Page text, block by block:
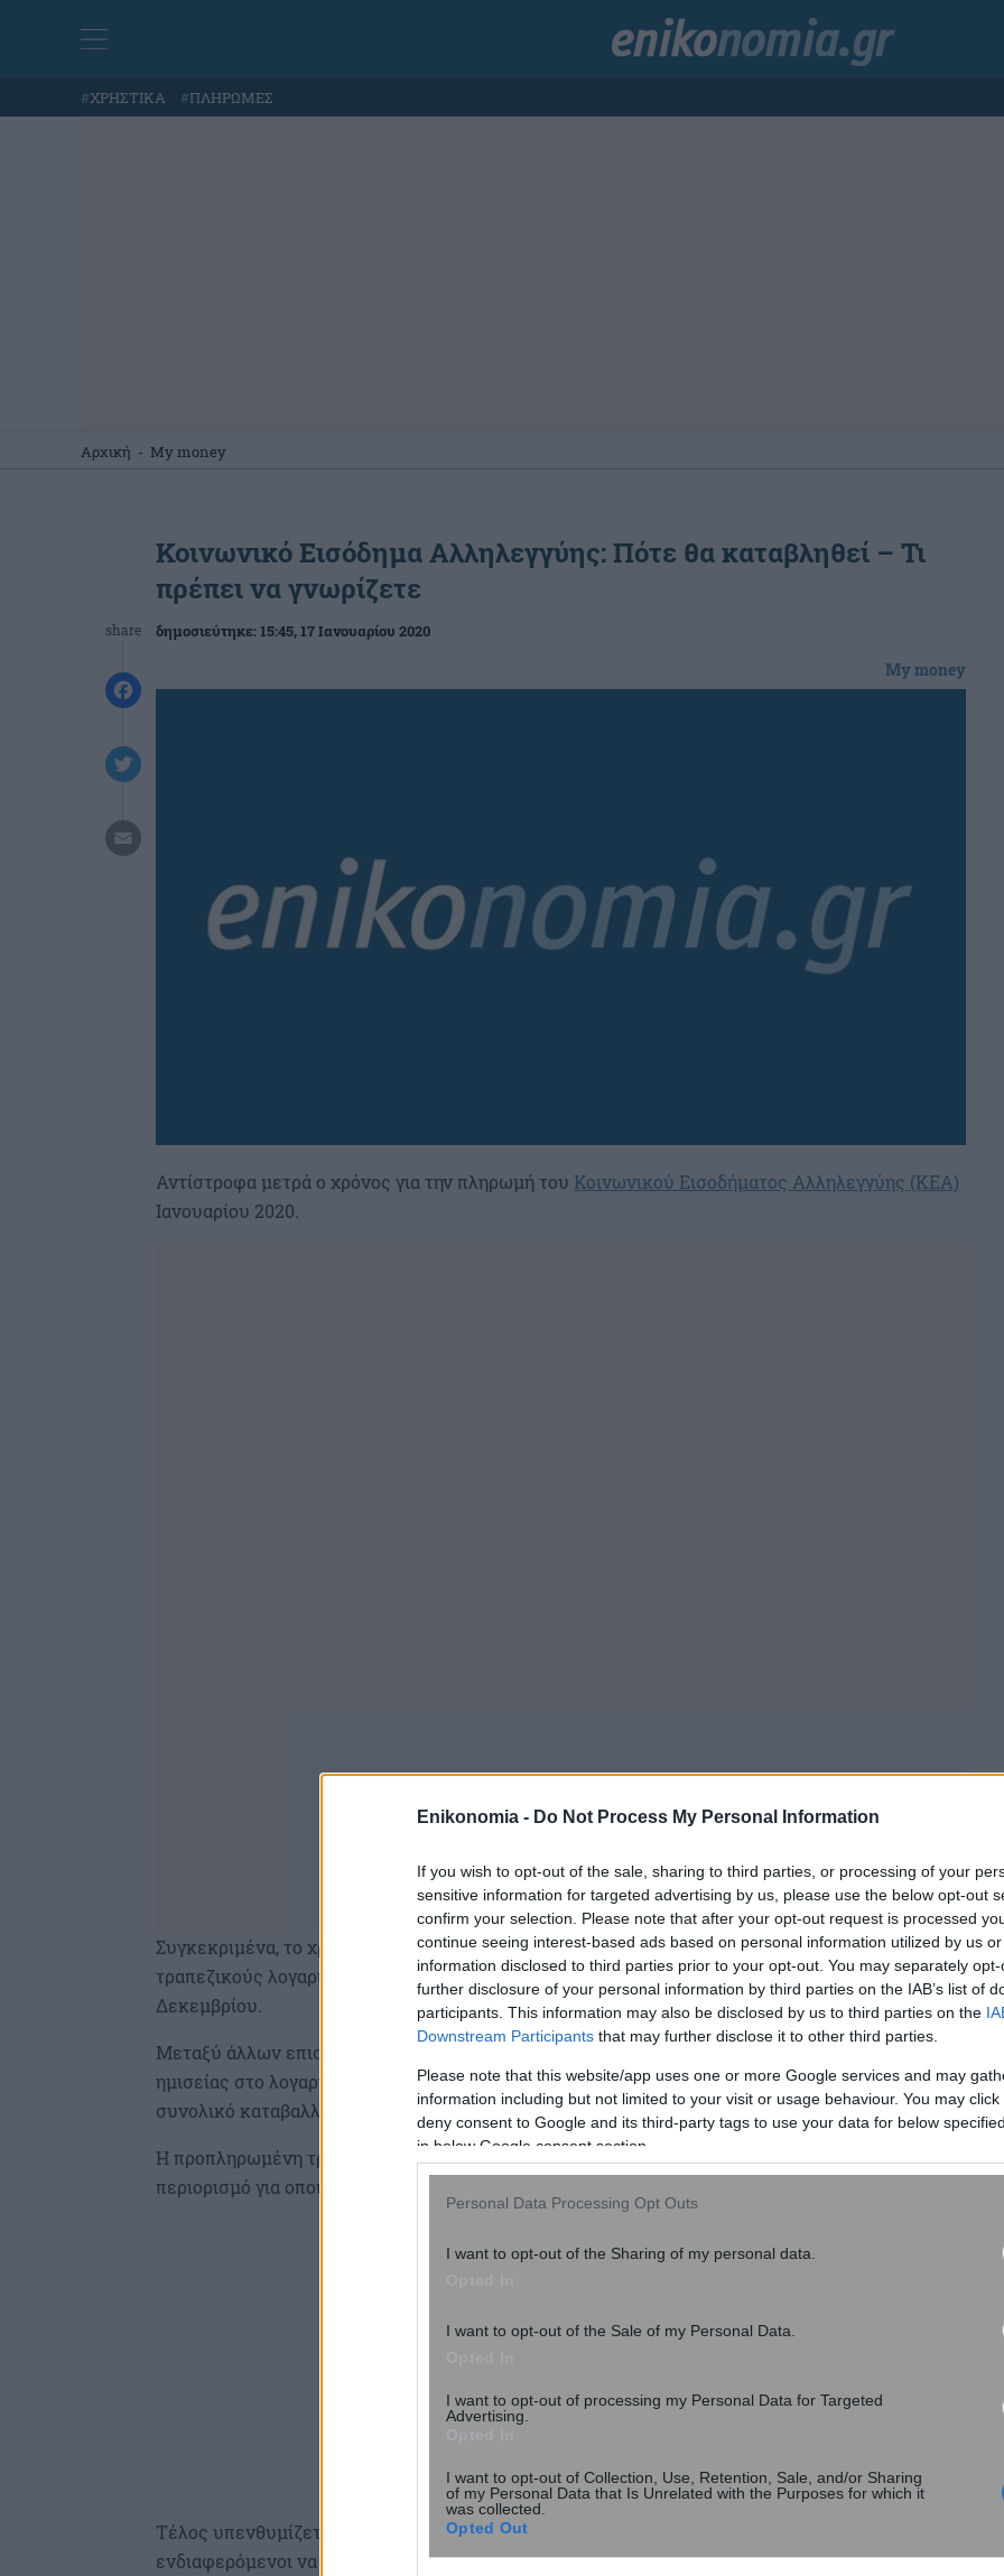
Enikonomia - Do Not Process My Personal Information
If you wish to opt-out of the sale, sharing to third parties, or processing of your
sensitive information for targeted advertising by us, please use the below opt-out
confirm your selection. Please note that after your opt-out request is processed
continue seeing interest-based ads based on personal information utilized by us
information disclosed to third parties prior to your opt-out. You may separately
further disclosure of your personal information by third parties on the IAB’s list of
participants. This information may also be disclosed by us to third parties on the
Downstream Participants that may further disclose it to other third parties.
Please note that this website/app uses one or more Google services and may
information including but not limited to your visit or usage behaviour. You may
deny consent to Google and its third-party tags to use your data for below
in below Google consent section.
Personal Data Processing Opt Outs
I want to opt-out of the Sharing of my personal data.
I want to opt-out of the Sale of my Personal Data.
I want to opt-out of processing my Personal Data for Targeted
Advertising.
I want to opt-out of Collection, Use, Retention, Sale, and/or Sharing
of my Personal Data that Is Unrelated with the Purposes for which it
was collected.
Opted Out
#ΧΡΗΣΤΙΚΑ #ΠΛΗΡΩΜΕΣ
Αρχική - My money
share
Κοινωνικό Εισόδημα Αλληλεγγύης: Πότε θα καταβληθεί – Τι
πρέπει να γνωρίζετε
δημοσιεύτηκε:15:45, 17 Ιανουαρίου 2020
My money
Αντίστροφα μετρά ο χρόνος για την πληρωμή του Κοινωνικού Εισοδήματος Αλληλεγγύης (ΚΕΑ)
Ιανουαρίου 2020.
Συγκεκριμένα, το χρηματικό ποσό του ΚΕΑ θα καταβληθεί την Τρίτη, 28 Ιανουαρίου στους
τραπεζικούς λογαριασμούς των δικαιούχων των οποίων οι αιτήσεις εγκρίθηκαν έως τις 31
Δεκεμβρίου.
Μεταξύ άλλων επισημαίνεται πως η πληρωμή του ΚΕΑ θα πραγματοποιηθεί με πίστωση εξ
ημισείας στο λογαριασμό και στην προπληρωμένη κάρτα αγορών, στις περιπτώσεις που το
συνολικό καταβαλλόμενο ποσό είναι ίσο με ή υπερβαίνει τα 100 ευρώ ανά μήνα.
Η προπληρωμένη τραπεζική κάρτα του δικαιούχου μπορεί να χρησιμοποιηθεί χωρίς κανένα
περιορισμό για οποιαδήποτε αγορά, συμπεριλαμβανομένων των ηλεκτρονικών αγορών.
Τέλος υπενθυμίζεται ότι η ηλεκτρονική πλατφόρμα του ΚΕΑ θα παραμένει ανοιχτή ώστε οι
ενδιαφερόμενοι να την επισκέπτονται και να υποβάλλουν τις αιτήσεις τους ανά πάσα στιγμή.